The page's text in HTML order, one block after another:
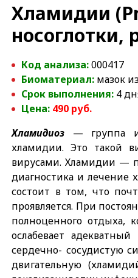
Хламидии
носоглотки,
Код анализа:000417
Биоматериал: мазок
Срок выполнения: 4
Цена: 490 руб.
Хламидиоз — группа
хламидии. Это такой
вирусами. Хламидии —
диагностика и лечение
состоит в том, что
проявляется. При
полноценного отдыха,
ослабевает
сердечно- сосудистую
двигательную